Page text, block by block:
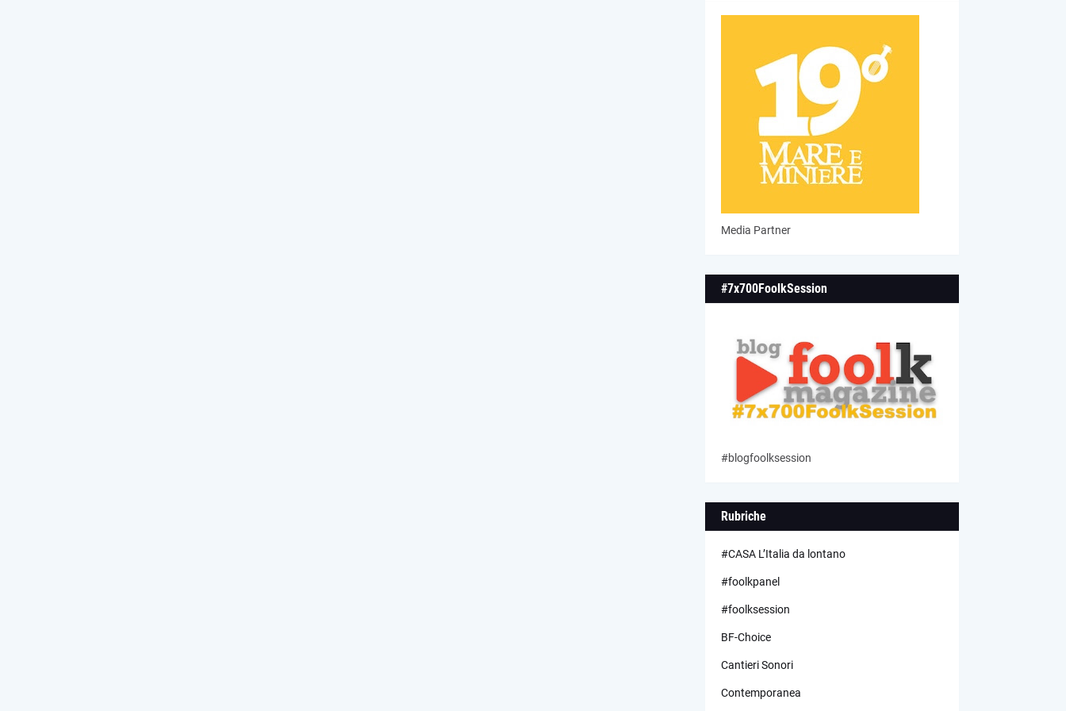
Media Partner
#7x700FoolkSession
#blogfoolksession
Rubriche
#CASA L’Italia da lontano
#foolkpanel
#foolksession
BF-Choice
Cantieri Sonori
Contemporanea